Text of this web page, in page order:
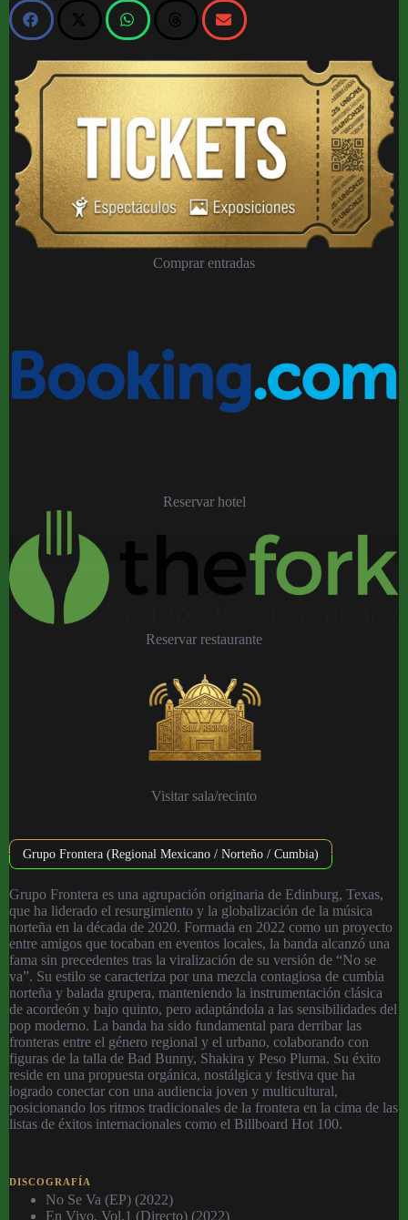
Comprar entradas
Reservar hotel
Reservar restaurante
Visitar sala/recinto
Grupo Frontera (Regional Mexicano / Norteño / Cumbia)
Grupo Frontera es una agrupación originaria de Edinburg, Texas,
que ha liderado el resurgimiento y la globalización de la música
norteña en la década de 2020. Formada en 2022 como un proyecto
entre amigos que tocaban en eventos locales, la banda alcanzó una
fama sin precedentes tras la viralización de su versión de “No se
va”. Su estilo se caracteriza por una mezcla contagiosa de cumbia
norteña y balada grupera, manteniendo la instrumentación clásica
de acordeón y bajo quinto, pero adaptándola a las sensibilidades del
pop moderno. La banda ha sido fundamental para derribar las
fronteras entre el género regional y el urbano, colaborando con
figuras de la talla de Bad Bunny, Shakira y Peso Pluma. Su éxito
reside en una propuesta orgánica, nostálgica y festiva que ha
logrado conectar con una audiencia joven y multicultural,
posicionando los ritmos tradicionales de la frontera en la cima de las
listas de éxitos internacionales como el Billboard Hot 100.
DISCOGRAFÍA
No Se Va (EP) (2022)
En Vivo, Vol.1 (Directo) (2022)